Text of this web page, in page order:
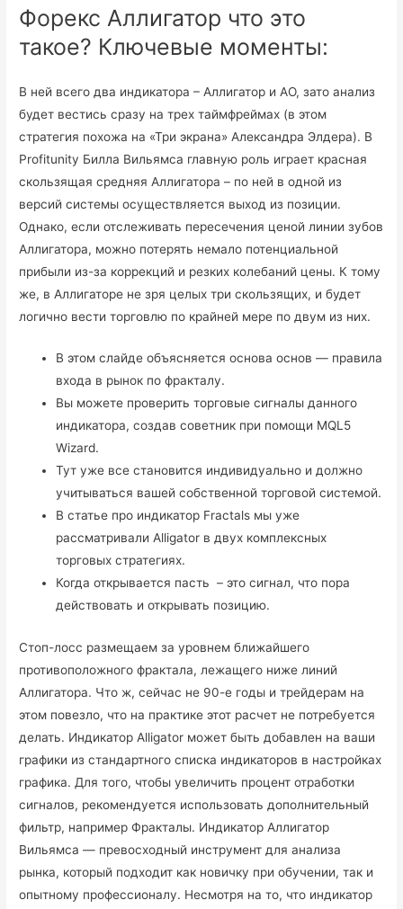
Форекс Аллигатор что это
такое? Ключевые моменты:
В ней всего два индикатора – Аллигатор и АО, зато анализ
будет вестись сразу на трех таймфреймах (в этом
стратегия похожа на «Три экрана» Александра Элдера). В
Profitunity Билла Вильямса главную роль играет красная
скользящая средняя Аллигатора – по ней в одной из
версий системы осуществляется выход из позиции.
Однако, если отслеживать пересечения ценой линии зубов
Аллигатора, можно потерять немало потенциальной
прибыли из-за коррекций и резких колебаний цены. К тому
же, в Аллигаторе не зря целых три скользящих, и будет
логично вести торговлю по крайней мере по двум из них.
В этом слайде объясняется основа основ — правила
входа в рынок по фракталу.
Вы можете проверить торговые сигналы данного
индикатора, создав советник при помощи MQL5
Wizard.
Тут уже все становится индивидуально и должно
учитываться вашей собственной торговой системой.
В статье про индикатор Fractals мы уже
рассматривали Alligator в двух комплексных
торговых стратегиях.
Когда открывается пасть – это сигнал, что пора
действовать и открывать позицию.
Стоп-лосс размещаем за уровнем ближайшего
противоположного фрактала, лежащего ниже линий
Аллигатора. Что ж, сейчас не 90-е годы и трейдерам на
этом повезло, что на практике этот расчет не потребуется
делать. Индикатор Alligator может быть добавлен на ваши
графики из стандартного списка индикаторов в настройках
графика. Для того, чтобы увеличить процент отработки
сигналов, рекомендуется использовать дополнительный
фильтр, например Фракталы. Индикатор Аллигатор
Вильямса — превосходный инструмент для анализа
рынка, который подходит как новичку при обучении, так и
опытному профессионалу. Несмотря на то, что индикатор